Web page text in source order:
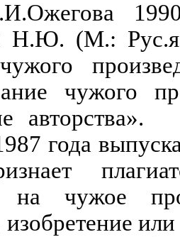
(М.:
чужого
авторства».
года
на чужое
изобретение